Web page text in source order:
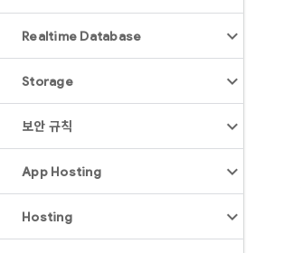
Realtime Database
Storage
보안 규칙
App Hosting
Hosting